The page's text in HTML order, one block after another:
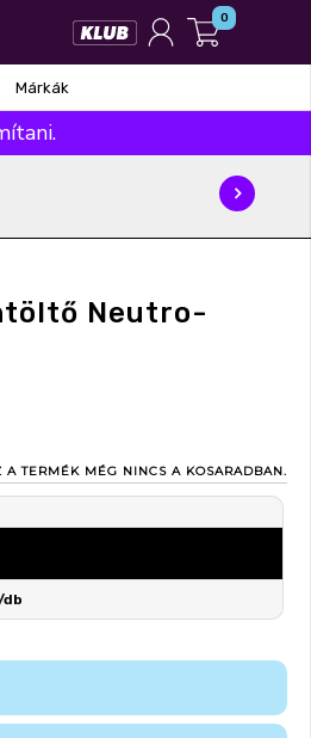
0
Márkák
Neutro-
A TERMÉK MÉG NINCS A KOSARADBAN.
db